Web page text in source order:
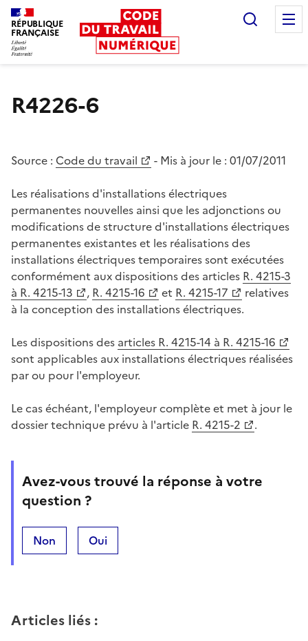
RÉPUBLIQUE
FRANÇAISE
R4226-6
Source : Code du travail - Mis à jour le : 01/07/2011
Les réalisations d'installations électriques
permanentes nouvelles ainsi que les adjonctions ou
modifications de structure d'installations électriques
permanentes existantes et les réalisations des
installations électriques temporaires sont exécutées
conformément aux dispositions des articles R. 4215-3
à R. 4215-13
, R. 4215-16 et R. 4215-17
relatives
à la conception des installations électriques.
Les dispositions des articles R. 4215-14 à R. 4215-16
sont applicables aux installations électriques réalisées
par ou pour l'employeur.
Le cas échéant, l'employeur complète et met à jour le
dossier technique prévu à l'article R. 4215-2 .
Avez-vous trouvé la réponse à votre
question ?
Non Oui
Articles liés :